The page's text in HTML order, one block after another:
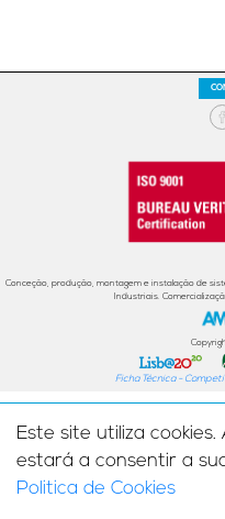
Conceção, produção, montagem e instalação de
Industriais.
Ficha Técnica -
Este site utiliza
estará a consentir a
Politica de Cookies